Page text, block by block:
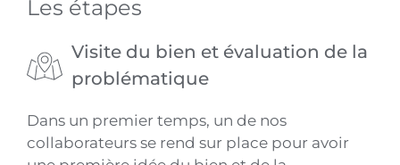
Les étapes
Visite du bien et évaluation de la
problématique
Dans un premier temps, un de nos
collaborateurs se rend sur place pour avoir